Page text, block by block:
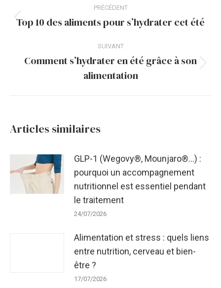
article
PRÉCÉDENT
Article
:
Top 10 des aliments pour s’hydrater cet été
SUIVANT
Comment s’hydrater en été grâce à son
alimentation
Articles similaires
GLP-1 (Wegovy®, Mounjaro®…) :
pourquoi un accompagnement
nutritionnel est essentiel pendant
le traitement
24/07/2026
Alimentation et stress : quels liens
entre nutrition, cerveau et bien-
être ?
17/07/2026